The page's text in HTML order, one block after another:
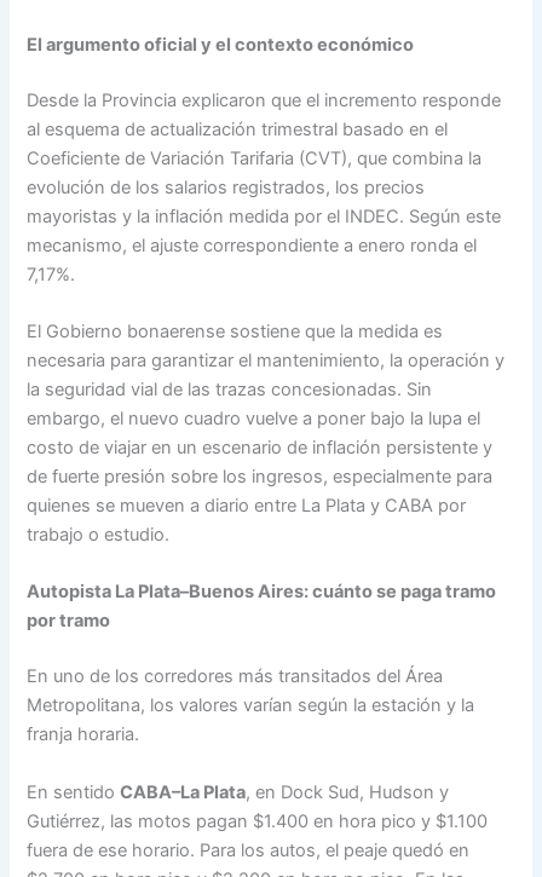
El argumento oficial y el contexto económico
Desde la Provincia explicaron que el incremento responde
al esquema de actualización trimestral basado en el
Coeficiente de Variación Tarifaria (CVT), que combina la
evolución de los salarios registrados, los precios
mayoristas y la inflación medida por el INDEC. Según este
mecanismo, el ajuste correspondiente a enero ronda el
7,17%.
El Gobierno bonaerense sostiene que la medida es
necesaria para garantizar el mantenimiento, la operación y
la seguridad vial de las trazas concesionadas. Sin
embargo, el nuevo cuadro vuelve a poner bajo la lupa el
costo de viajar en un escenario de inflación persistente y
de fuerte presión sobre los ingresos, especialmente para
quienes se mueven a diario entre La Plata y CABA por
trabajo o estudio.
Autopista La Plata–Buenos Aires: cuánto se paga tramo
por tramo
En uno de los corredores más transitados del Área
Metropolitana, los valores varían según la estación y la
franja horaria.
En sentidoCABA–La Plata, en Dock Sud, Hudson y
Gutiérrez, las motos pagan $1.400 en hora pico y $1.100
fuera de ese horario. Para los autos, el peaje quedó en